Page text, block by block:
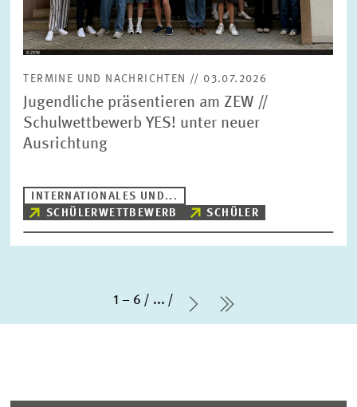
TERMINE UND NACHRICHTEN // 03.07.2026
Jugendliche präsentieren am ZEW //
Schulwettbewerb YES! unter neuer
Ausrichtung
INTERNATIONALES UND...
SCHÜLERWETTBEWERB
SCHÜLER
1 – 6 ...
Nächste Seite
letzte Seite